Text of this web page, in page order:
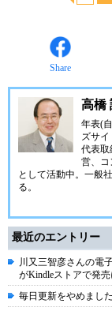
Share
高橋
年表(
ズサイ
代表取
営、コ
として活動中。 一般
る。
最近のエントリー
川又三智彦さんの電
がKindleストアで発
毎日更新をやめました